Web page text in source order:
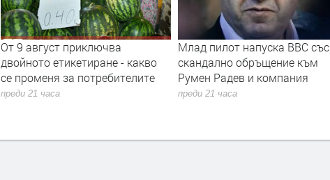
От 9 август приключва
двойното етикетиране - какво
се променя за потребителите
преди 21 часа
Млад пилот напуска ВВС със
скандално обръщение към
Румен Радев и компания
преди 21 часа